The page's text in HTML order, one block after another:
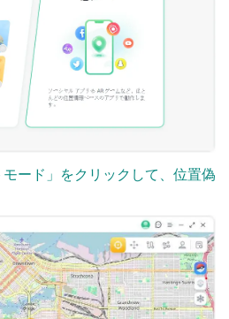
モード」をクリックして、位置偽